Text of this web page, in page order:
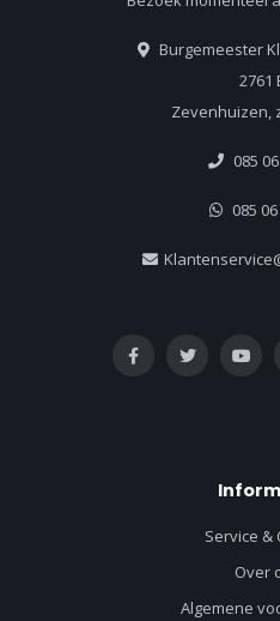
Burgemeester
2761
Zevenhuizen,
085
085
Service &
Over
Algemene